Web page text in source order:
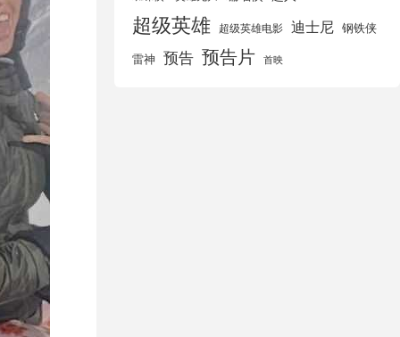
超级英雄 超级英雄电影 迪士尼 钢铁侠
雷神 预告 预告片 首映